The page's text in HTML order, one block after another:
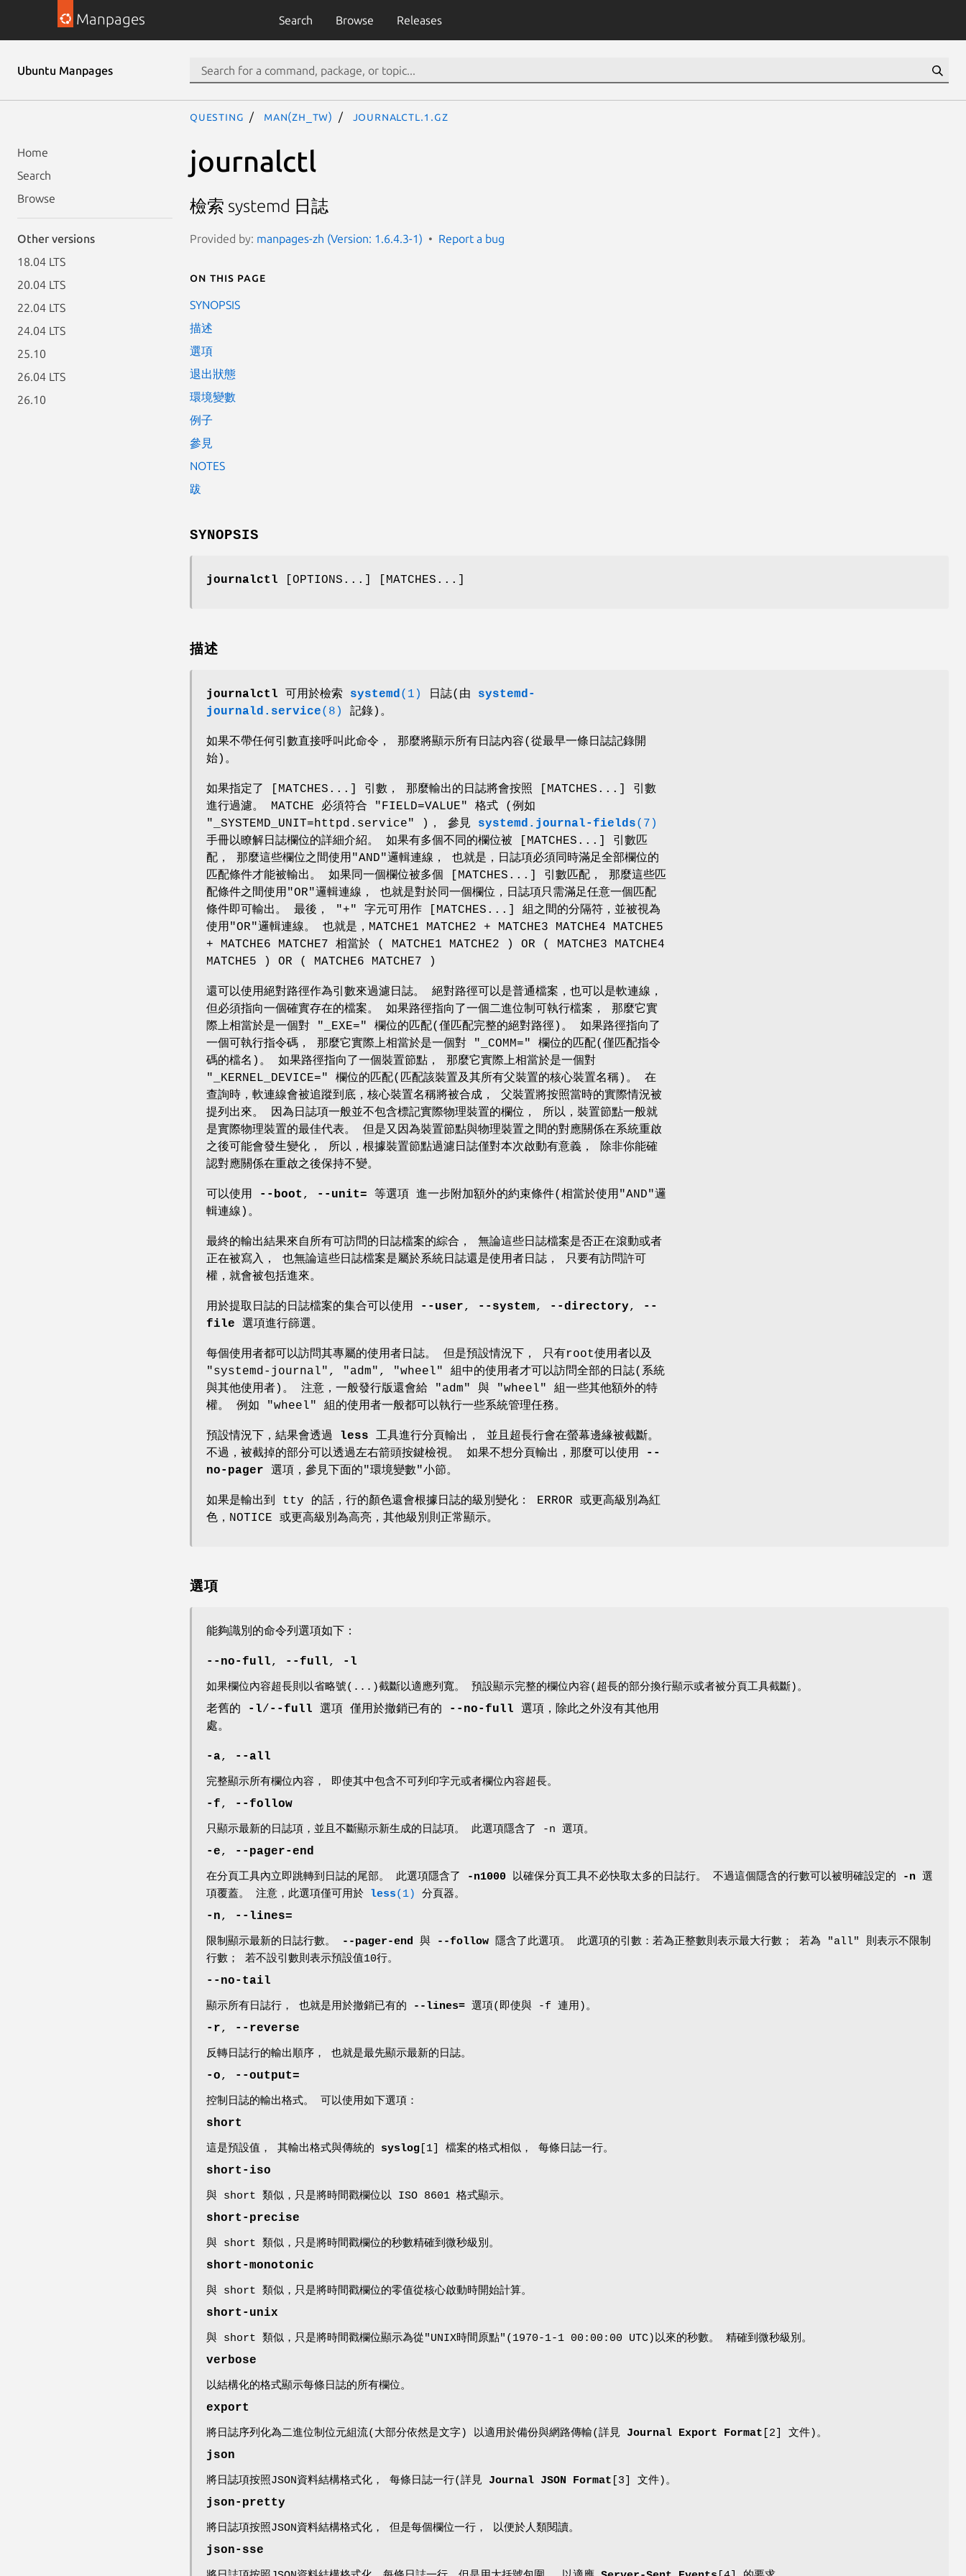
Manpages Search Browse Releases
Ubuntu Manpages
Home
Search
Browse
Other versions
18.04 LTS
20.04 LTS
22.04 LTS
24.04 LTS
25.10
26.04 LTS
26.10
questing man(zh_TW) journalctl.1.gz
journalctl
檢索 systemd 日誌
Provided by: manpages-zh (Version: 1.6.4.3-1) Report a bug
On this page
SYNOPSIS
描述
選項
退出狀態
環境變數
例子
參見
NOTES
跋
SYNOPSIS
journalctl [OPTIONS...] [MATCHES...]
描述
journalctl 可用於檢索 systemd (1) 日誌(由 systemd-
journald.service(8) 記錄)。
如果不帶任何引數直接呼叫此命令， 那麼將顯示所有日誌內容(從最早一條日誌記錄開
始)。
如果指定了 [MATCHES...] 引數， 那麼輸出的日誌將會按照 [MATCHES...] 引數
進行過濾。 MATCHE 必須符合 "FIELD=VALUE" 格式 (例如
"_SYSTEMD_UNIT=httpd.service" )， 參見 systemd.journal-fields(7)
手冊以瞭解日誌欄位的詳細介紹。 如果有多個不同的欄位被 [MATCHES...] 引數匹
配， 那麼這些欄位之間使用"AND"邏輯連線， 也就是，日誌項必須同時滿足全部欄位的
匹配條件才能被輸出。 如果同一個欄位被多個 [MATCHES...] 引數匹配， 那麼這些匹
配條件之間使用"OR"邏輯連線， 也就是對於同一個欄位，日誌項只需滿足任意一個匹配
條件即可輸出。 最後， "+" 字元可用作 [MATCHES...] 組之間的分隔符，並被視為
使用"OR"邏輯連線。 也就是，MATCHE1 MATCHE2 + MATCHE3 MATCHE4 MATCHE5
+ MATCHE6 MATCHE7 相當於 ( MATCHE1 MATCHE2 ) OR ( MATCHE3 MATCHE4
MATCHE5 ) OR ( MATCHE6 MATCHE7 )
還可以使用絕對路徑作為引數來過濾日誌。 絕對路徑可以是普通檔案，也可以是軟連線，
但必須指向一個確實存在的檔案。 如果路徑指向了一個二進位制可執行檔案， 那麼它實
際上相當於是一個對 "_EXE=" 欄位的匹配(僅匹配完整的絕對路徑)。 如果路徑指向了
一個可執行指令碼， 那麼它實際上相當於是一個對 "_COMM=" 欄位的匹配(僅匹配指令
碼的檔名)。 如果路徑指向了一個裝置節點， 那麼它實際上相當於是一個對
"_KERNEL_DEVICE=" 欄位的匹配(匹配該裝置及其所有父裝置的核心裝置名稱)。 在
查詢時，軟連線會被追蹤到底，核心裝置名稱將被合成， 父裝置將按照當時的實際情況被
提列出來。 因為日誌項一般並不包含標記實際物理裝置的欄位， 所以，裝置節點一般就
是實際物理裝置的最佳代表。 但是又因為裝置節點與物理裝置之間的對應關係在系統重啟
之後可能會發生變化， 所以，根據裝置節點過濾日誌僅對本次啟動有意義， 除非你能確
認對應關係在重啟之後保持不變。
可以使用 --boot , --unit= 等選項 進一步附加額外的約束條件(相當於使用"AND"邏
輯連線)。
最終的輸出結果來自所有可訪問的日誌檔案的綜合， 無論這些日誌檔案是否正在滾動或者
正在被寫入， 也無論這些日誌檔案是屬於系統日誌還是使用者日誌， 只要有訪問許可
權，就會被包括進來。
用於提取日誌的日誌檔案的集合可以使用 --user, --system, --directory,
--
file 選項進行篩選。
每個使用者都可以訪問其專屬的使用者日誌。 但是預設情況下， 只有root使用者以及
"systemd-journal", "adm", "wheel" 組中的使用者才可以訪問全部的日誌(系統
與其他使用者)。 注意，一般發行版還會給 "adm" 與 "wheel" 組一些其他額外的特
權。 例如 "wheel" 組的使用者一般都可以執行一些系統管理任務。
預設情況下，結果會透過 less 工具進行分頁輸出， 並且超長行會在螢幕邊緣被截斷。
不過，被截掉的部分可以透過左右箭頭按鍵檢視。 如果不想分頁輸出，那麼可以使用
--
no-pager 選項，參見下面的"環境變數"小節。
如果是輸出到 tty 的話，行的顏色還會根據日誌的級別變化： ERROR 或更高級別為紅
色，NOTICE 或更高級別為高亮，其他級別則正常顯示。
選項
能夠識別的命令列選項如下：
--no-full, --full, -l
如果欄位內容超長則以省略號(...)截斷以適應列寬。 預設顯示完整的欄位內容(超長的部分換行顯示或者被分頁工具截斷)。
老舊的 -l/ --full 選項 僅用於撤銷已有的 --no-full 選項，除此之外沒有其他用
處。
-a, --all
完整顯示所有欄位內容， 即使其中包含不可列印字元或者欄位內容超長。
-f, --follow
只顯示最新的日誌項，並且不斷顯示新生成的日誌項。 此選項隱含了 -n 選項。
-e, --pager-end
在分頁工具內立即跳轉到日誌的尾部。 此選項隱含了 -n1000 以確保分頁工具不必快取太多的日誌行。 不過這個隱含的行數可以被明確設定的 -n 選
項覆蓋。 注意，此選項僅可用於 less(1) 分頁器。
-n, --lines=
限制顯示最新的日誌行數。 --pager-end 與 --follow 隱含了此選項。 此選項的引數：若為正整數則表示最大行數； 若為 "all" 則表示不限制
行數； 若不設引數則表示預設值10行。
--no-tail
顯示所有日誌行， 也就是用於撤銷已有的 --lines= 選項(即使與 -f 連用)。
-r, --reverse
反轉日誌行的輸出順序， 也就是最先顯示最新的日誌。
-o, --output=
控制日誌的輸出格式。 可以使用如下選項：
short
這是預設值， 其輸出格式與傳統的 syslog [1] 檔案的格式相似， 每條日誌一行。
short-iso
與 short 類似，只是將時間戳欄位以 ISO 8601 格式顯示。
short-precise
與 short 類似，只是將時間戳欄位的秒數精確到微秒級別。
short-monotonic
與 short 類似，只是將時間戳欄位的零值從核心啟動時開始計算。
short-unix
與 short 類似，只是將時間戳欄位顯示為從"UNIX時間原點"(1970-1-1 00:00:00 UTC)以來的秒數。 精確到微秒級別。
verbose
以結構化的格式顯示每條日誌的所有欄位。
export
將日誌序列化為二進位制位元組流(大部分依然是文字) 以適用於備份與網路傳輸(詳見 Journal Export Format [2] 文件)。
json
將日誌項按照JSON資料結構格式化， 每條日誌一行(詳見 Journal JSON Format [3] 文件)。
json-pretty
將日誌項按照JSON資料結構格式化， 但是每個欄位一行， 以便於人類閱讀。
json-sse